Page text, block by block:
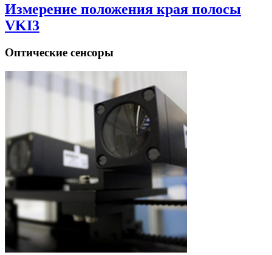
Измерение положения края полосы
VKI3
Оптические сенсоры